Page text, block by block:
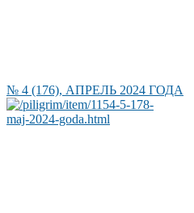
№ 4 (176), АПРЕЛЬ 2024 ГОДА